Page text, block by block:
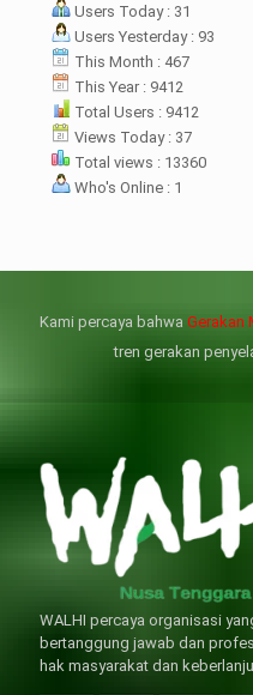
Users Today : 31
Users Yesterday : 93
This Month : 467
This Year : 9412
Total Users : 9412
Views Today : 37
Total views : 13360
Who's Online : 1
masyarakat
bukan merupakan
pertama ke
ATR/ BPN.
kunjungan kali ini
ATR/BPN
agraria di desa
壯陽藥台灣購物
情感來說不管是ED患
生活肯定都是非常不滿
而鋼, 因此只要了解避免
症，現有的臨床經驗來
犀利士壯陽藥線上購買
康、動脈血管健康，使
，從而引起器質性勃起
（陽痿）。犀利士的副
，所以亦會加重犀利士
Kami percaya bahwa Gerakan
tren gerakan
WALHI percaya organisasi
bertanggung jawab dan
hak masyarakat dan